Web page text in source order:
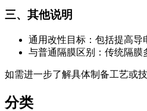
三、其他说明
通用改性目标：包括提高导
与普通隔膜区别：传统隔膜
如需进一步了解具体制备工艺或
分类